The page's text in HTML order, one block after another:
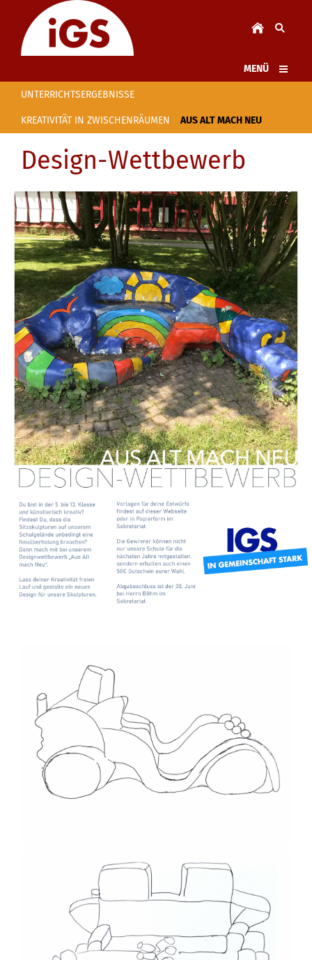
MENÜ
UNTERRICHTSERGEBNISSE
KREATIVITÄT IN ZWISCHENRÄUMEN AUS ALT MACH NEU
Design-Wettbewerb